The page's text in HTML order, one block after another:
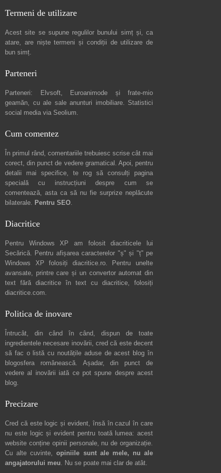
Termeni de utilizare
Acest site se supune regulilor bunului simț și, ca
atare, are niștetermeni și condiții de utilizare de
bun simț.
Parteneri
Parteneri: Elvsoft, Euroanimode și frate-mio
geamăn, cu ale sale anunturi imobiliare. Statistici
social media via Seolium.
Cum comentez
În primul rând, comentariile trebuiesc scrise cât mai
corect, din punct de vedere gramatical. Apoi, pentru
detalii mai specifice, te rog să consulți pagina
specială cu instrucțiuni despre cum se
comentează, asta ca să nu fie surprize neplăcute
bilaterale. Pentru SEO.
Diacritice
Pentru Windows XP am folosit diacriticele lui
Secărică. Pentru afișarea caracterelor "ș" și "ț" pe
Windows XP folosiți diacritice.ro. Pentru unelte
avansate, printre care și un convertor automat din
text fără diacritice în text cu diacritice, folosiți
diacritice.com.
Politica de inovare
Întrucât, din când în când, dispun de toate
ingredientele necesare inovării, cred că este decent
să fac o listă cu noutățile aduse de acest blog în
blogosfera românească. Așadar, din punct de
vedere al inovării iată ce pot spune despre acest
blog.
Precizare
Cred că este logic și evident, însă în cazul în care
nu este logic și evident pentru toată lumea: acest
website conține opinii personale, nu de organizație.
Cu alte cuvinte,opiniile sunt ale mele, nu ale
angajatorului meu. Nu se poate mai clar de atât.